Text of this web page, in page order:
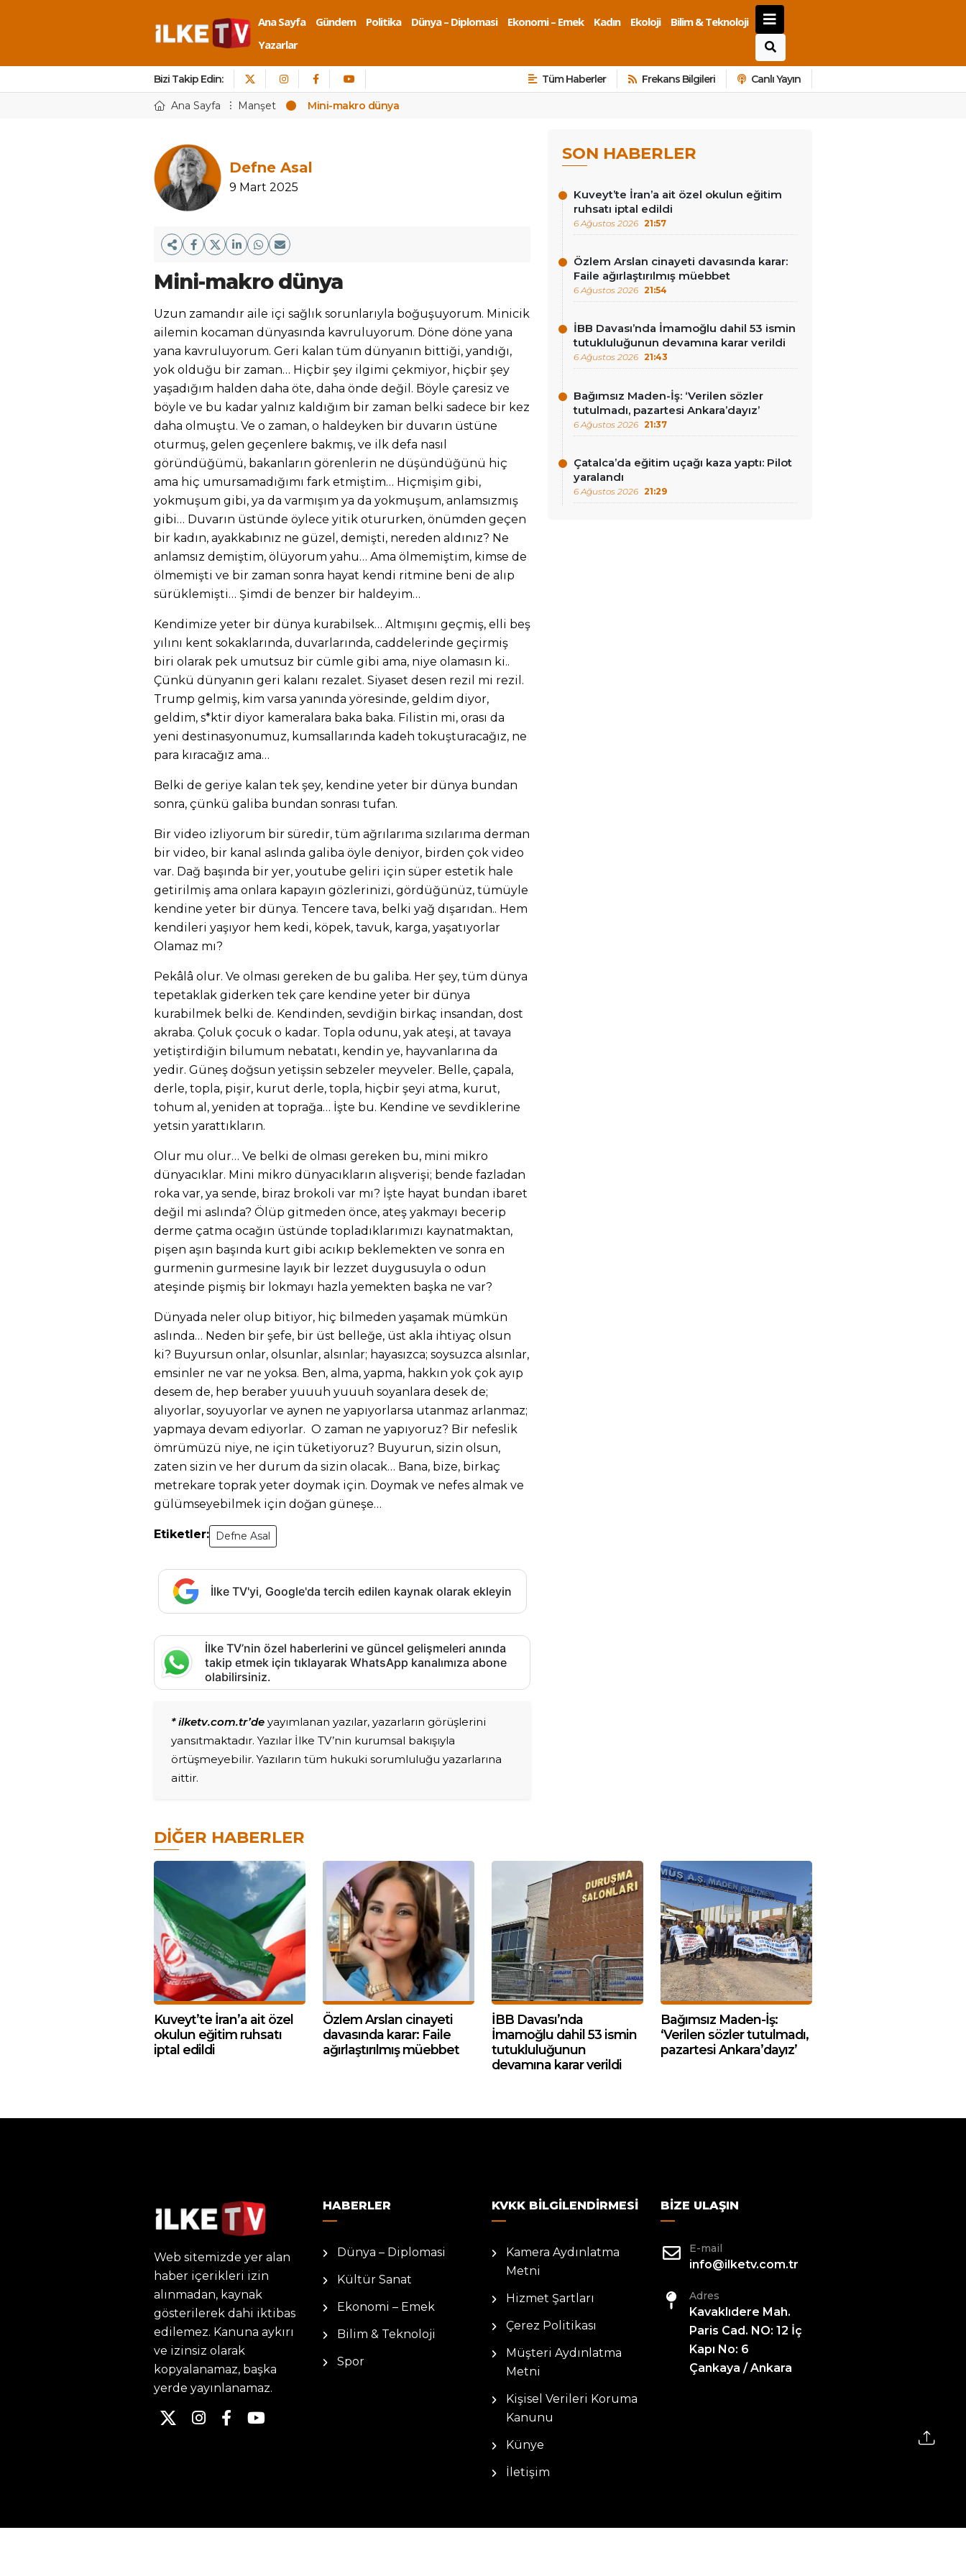
Ana Sayfa Gündem Politika Dünya – Diplomasi Ekonomi – Emek Kadın Ekoloji
Bilim & Teknoloji
Yazarlar
Bizi Takip Edin: Tüm Haberler Frekans Bilgileri Canlı Yayın
Ana Sayfa Manşet Mini-makro dünya
Defne Asal
9 Mart 2025
Mini-makro dünya
Uzun zamandır aile içi sağlık sorunlarıyla boğuşuyorum. Minicik
ailemin kocaman dünyasında kavruluyorum. Döne döne yana
yana kavruluyorum. Geri kalan tüm dünyanın bittiği, yandığı,
yok olduğu bir zaman… Hiçbir şey ilgimi çekmiyor, hiçbir şey
yaşadığım halden daha öte, daha önde değil. Böyle çaresiz ve
böyle ve bu kadar yalnız kaldığım bir zaman belki sadece bir kez
daha olmuştu. Ve o zaman, o haldeyken bir duvarın üstüne
oturmuş, gelen geçenlere bakmış, ve ilk defa nasıl
göründüğümü, bakanların görenlerin ne düşündüğünü hiç
ama hiç umursamadığımı fark etmiştim… Hiçmişim gibi,
yokmuşum gibi, ya da varmışım ya da yokmuşum, anlamsızmış
gibi… Duvarın üstünde öylece yitik otururken, önümden geçen
bir kadın, ayakkabınız ne güzel, demişti, nereden aldınız? Ne
anlamsız demiştim, ölüyorum yahu… Ama ölmemiştim, kimse de
ölmemişti ve bir zaman sonra hayat kendi ritmine beni de alıp
sürüklemişti… Şimdi de benzer bir haldeyim…
Kendimize yeter bir dünya kurabilsek… Altmışını geçmiş, elli beş
yılını kent sokaklarında, duvarlarında, caddelerinde geçirmiş
biri olarak pek umutsuz bir cümle gibi ama, niye olamasın ki..
Çünkü dünyanın geri kalanı rezalet. Siyaset desen rezil mi rezil.
Trump gelmiş, kim varsa yanında yöresinde, geldim diyor,
geldim, s*ktir diyor kameralara baka baka. Filistin mi, orası da
yeni destinasyonumuz, kumsallarında kadeh tokuşturacağız, ne
para kıracağız ama…
Belki de geriye kalan tek şey, kendine yeter bir dünya bundan
sonra, çünkü galiba bundan sonrası tufan.
Bir video izliyorum bir süredir, tüm ağrılarıma sızılarıma derman
bir video, bir kanal aslında galiba öyle deniyor, birden çok video
var. Dağ başında bir yer, youtube geliri için süper estetik hale
getirilmiş ama onlara kapayın gözlerinizi, gördüğünüz, tümüyle
kendine yeter bir dünya. Tencere tava, belki yağ dışarıdan.. Hem
kendileri yaşıyor hem kedi, köpek, tavuk, karga, yaşatıyorlar
Olamaz mı?
Pekâlâ olur. Ve olması gereken de bu galiba. Her şey, tüm dünya
tepetaklak giderken tek çare kendine yeter bir dünya
kurabilmek belki de. Kendinden, sevdiğin birkaç insandan, dost
akraba. Çoluk çocuk o kadar. Topla odunu, yak ateşi, at tavaya
yetiştirdiğin bilumum nebatatı, kendin ye, hayvanlarına da
yedir. Güneş doğsun yetişsin sebzeler meyveler. Belle, çapala,
derle, topla, pişir, kurut derle, topla, hiçbir şeyi atma, kurut,
tohum al, yeniden at toprağa… İşte bu. Kendine ve sevdiklerine
yetsin yarattıkların.
Olur mu olur… Ve belki de olması gereken bu, mini mikro
dünyacıklar. Mini mikro dünyacıkların alışverişi; bende fazladan
roka var, ya sende, biraz brokoli var mı? İşte hayat bundan ibaret
değil mi aslında? Ölüp gitmeden önce, ateş yakmayı becerip
derme çatma ocağın üstünde topladıklarımızı kaynatmaktan,
pişen aşın başında kurt gibi acıkıp beklemekten ve sonra en
gurmenin gurmesine layık bir lezzet duygusuyla o odun
ateşinde pişmiş bir lokmayı hazla yemekten başka ne var?
Dünyada neler olup bitiyor, hiç bilmeden yaşamak mümkün
aslında… Neden bir şefe, bir üst belleğe, üst akla ihtiyaç olsun
ki? Buyursun onlar, olsunlar, alsınlar; hayasızca; soysuzca alsınlar,
emsinler ne var ne yoksa. Ben, alma, yapma, hakkın yok çok ayıp
desem de, hep beraber yuuuh yuuuh soyanlara desek de;
alıyorlar, soyuyorlar ve aynen ne yapıyorlarsa utanmaz arlanmaz;
yapmaya devam ediyorlar. O zaman ne yapıyoruz? Bir nefeslik
ömrümüzü niye, ne için tüketiyoruz? Buyurun, sizin olsun,
zaten sizin ve her durum da sizin olacak… Bana, bize, birkaç
metrekare toprak yeter doymak için. Doymak ve nefes almak ve
gülümseyebilmek için doğan güneşe…
Etiketler: Defne Asal
İlke TV'yi, Google'da tercih edilen kaynak olarak ekleyin
İlke TV’nin özel haberlerini ve güncel gelişmeleri anında
takip etmek için tıklayarak WhatsApp kanalımıza abone
olabilirsiniz.
* ilketv.com.tr’de yayımlanan yazılar, yazarların görüşlerini
yansıtmaktadır. Yazılar İlke TV’nin kurumsal bakışıyla
örtüşmeyebilir. Yazıların tüm hukuki sorumluluğu yazarlarına
aittir.
SON HABERLER
Kuveyt’te İran’a ait özel okulun eğitim
ruhsatı iptal edildi
6 Ağustos 2026 21:57
Özlem Arslan cinayeti davasında karar:
Faile ağırlaştırılmış müebbet
6 Ağustos 2026 21:54
İBB Davası’nda İmamoğlu dahil 53 ismin
tutukluluğunun devamına karar verildi
6 Ağustos 2026 21:43
Bağımsız Maden-İş: ‘Verilen sözler
tutulmadı, pazartesi Ankara’dayız’
6 Ağustos 2026 21:37
Çatalca’da eğitim uçağı kaza yaptı: Pilot
yaralandı
6 Ağustos 2026 21:29
DIĞER HABERLER
Kuveyt’te İran’a ait özel
okulun eğitim ruhsatı
iptal edildi
Özlem Arslan cinayeti
davasında karar: Faile
ağırlaştırılmış müebbet
İBB Davası’nda
İmamoğlu dahil 53 ismin
tutukluluğunun
devamına karar verildi
Bağımsız Maden-İş:
‘Verilen sözler tutulmadı,
pazartesi Ankara’dayız’
Web sitemizde yer alan
haber içerikleri izin
alınmadan, kaynak
gösterilerek dahi iktibas
edilemez. Kanuna aykırı
ve izinsiz olarak
kopyalanamaz, başka
yerde yayınlanamaz.
HABERLER
Dünya – Diplomasi
Kültür Sanat
Ekonomi – Emek
Bilim & Teknoloji
Spor
KVKK BILGILENDIRMESI
Kamera Aydınlatma
Metni
Hizmet Şartları
Çerez Politikası
Müşteri Aydınlatma
Metni
Kişisel Verileri Koruma
Kanunu
Künye
İletişim
BIZE ULAŞIN
E-mail
info@ilketv.com.tr
Adres
Kavaklıdere Mah.
Paris Cad. NO: 12 İç
Kapı No: 6
Çankaya / Ankara